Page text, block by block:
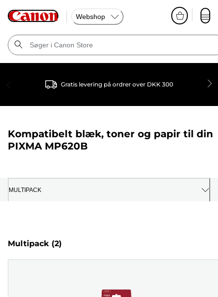
Webshop
Gratis levering på ordrer over DKK 300
Kompatibelt blæk, toner og papir til din
PIXMA MP620B
MULTIPACK
Multipack (2)